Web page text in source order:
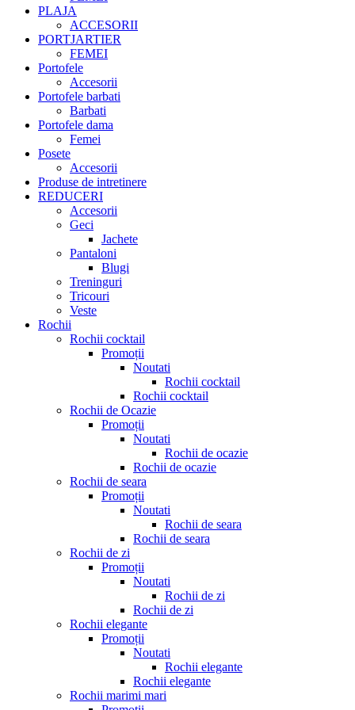
PLAJA
ACCESORII
PORTJARTIER
FEMEI
Portofele
Accesorii
Portofele barbati
Barbati
Portofele dama
Femei
Posete
Accesorii
Produse de intretinere
REDUCERI
Accesorii
Geci
Jachete
Pantaloni
Blugi
Treninguri
Tricouri
Veste
Rochii
Rochii cocktail
Promoții
Noutati
Rochii cocktail
Rochii cocktail
Rochii de Ocazie
Promoții
Noutati
Rochii de ocazie
Rochii de ocazie
Rochii de seara
Promoții
Noutati
Rochii de seara
Rochii de seara
Rochii de zi
Promoții
Noutati
Rochii de zi
Rochii de zi
Rochii elegante
Promoții
Noutati
Rochii elegante
Rochii elegante
Rochii marimi mari